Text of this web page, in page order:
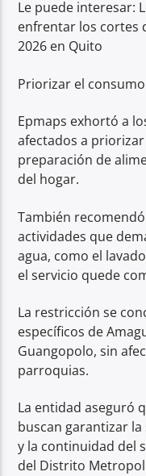
Le puede interesar:
enfrentar los cortes
2026 en Quito
Priorizar el
Epmaps exhortó a
afectados a
preparación de
del hogar.
También
actividades que
agua, como el
el servicio quede
La restricción se
específicos de
Guangopolo, sin
parroquias.
La entidad aseguró
buscan garantizar
y la continuidad del
del Distrito